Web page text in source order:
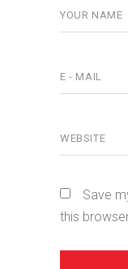
Save
this